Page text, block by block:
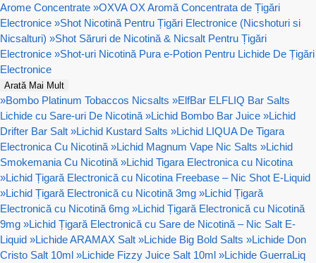
Arome Concentrate »OXVA OX Aromă Concentrata de Țigări
Electronice »Shot Nicotină Pentru Țigări Electronice (Nicshoturi si
Nicsalturi) »Shot Săruri de Nicotină & Nicsalt Pentru Țigări
Electronice »Shot-uri Nicotină Pura e-Potion Pentru Lichide De Țigări
Electronice
Arată Mai Mult
»Bombo Platinum Tobaccos Nicsalts »ElfBar ELFLIQ Bar Salts
Lichide cu Sare-uri De Nicotină »Lichid Bombo Bar Juice »Lichid
Drifter Bar Salt »Lichid Kustard Salts »Lichid LIQUA De Tigara
Electronica Cu Nicotină »Lichid Magnum Vape Nic Salts »Lichid
Smokemania Cu Nicotină »Lichid Tigara Electronica cu Nicotina
»Lichid Țigară Electronică cu Nicotina Freebase – Nic Shot E-Liquid
»Lichid Țigară Electronică cu Nicotină 3mg »Lichid Țigară
Electronică cu Nicotină 6mg »Lichid Țigară Electronică cu Nicotină
9mg »Lichid Țigară Electronică cu Sare de Nicotină – Nic Salt E-
Liquid »Lichide ARAMAX Salt »Lichide Big Bold Salts »Lichide Don
Cristo Salt 10ml »Lichide Fizzy Juice Salt 10ml »Lichide GuerraLiq